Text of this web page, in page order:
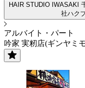
HAIR STUDIO IWASAKI
社ハク
アルバイト・パート
吟家 実籾店(ギンヤミ